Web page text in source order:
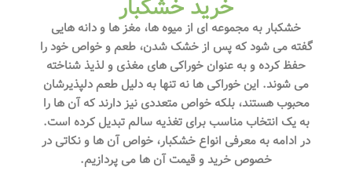
خرید خشکبار
خشکبار به مجموعه‌ ای از میوه‌ ها، مغز ها و دانه‌ هایی
گفته می‌ شود که پس از خشک شدن، طعم و خواص خود را
حفظ کرده و به عنوان خوراکی‌ های مغذی و لذیذ شناخته
می‌ شوند. این خوراکی‌ ها نه تنها به دلیل طعم دلپذیرشان
محبوب هستند، بلکه خواص متعددی نیز دارند که آن ها را
به یک انتخاب مناسب برای تغذیه سالم تبدیل کرده است.
در ادامه به معرفی انواع خشکبار، خواص آن‌ ها و نکاتی در
خصوص خرید و قیمت آن ها می پردازیم.